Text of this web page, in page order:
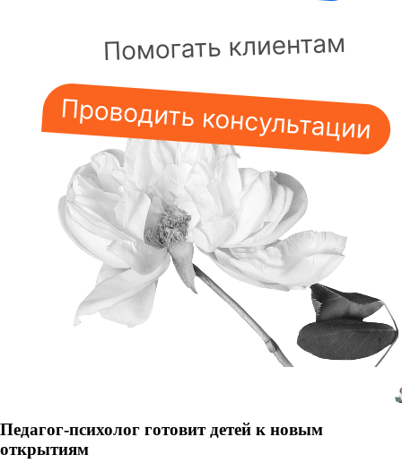
Педагог-психолог готовит детей к новым
открытиям